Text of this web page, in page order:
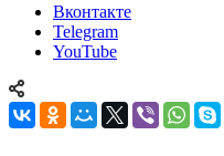
Вконтакте
Telegram
YouTube